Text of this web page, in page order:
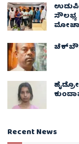
ಉಡುಪಿ
ಸೌಲಭ್ಯ
Recent News